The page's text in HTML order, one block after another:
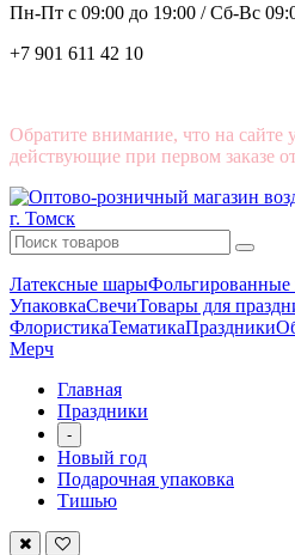
Пн-Пт с 09:00 до 19:00 /Сб-Вс
+7 901 611 42 10
Обратите внимание, что на сайте
действующие при первом заказе
Латексные шары
УпаковкаСвечиТовары для
ФлористикаТематикаПраздники
Мерч
Главная
Праздники
-
Новый год
Подарочная упаковка
Тишью